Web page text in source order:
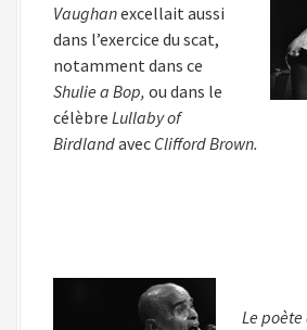
Vaughanexcellait aussi
dans l’exercice du scat,
notamment dans ce
Shulie a Bop, ou dans le
célèbre Lullaby of
Birdlandavec Clifford Brown.
Le poète